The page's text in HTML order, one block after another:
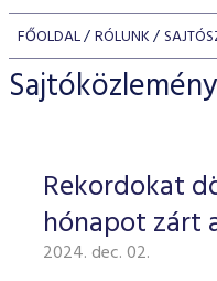
KERESKEDÉSI ADATOK
INDEXEK
Jelzáloglevél
Vállalati kötvény
Azonnali Piac
Részvények
Származékos piac
BEFEKTETŐK
Részvény szekció
Hitelpapír szekció
BÉT szabályzatok
Befektetővédelem
Alkalmazott díjstruktúra
Elszámolás
Részvény és vállalati
program
BÉT Xtend -
TŐZSDETAGOK
Tőzsdetagok,
VENDOROK
FŐOLDAL RÓLUNK
Rekordokat
hónapot zárt
2024. dec. 02.